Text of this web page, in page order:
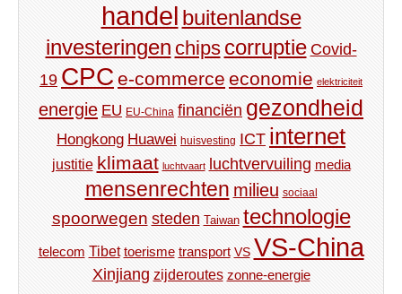
handel buitenlandse
investeringen chips corruptie Covid-
19 CPC e-commerce economie elektriciteit
energie EU EU-China financiën gezondheid
Hongkong Huawei huisvesting ICT internet
justitie klimaat luchtvaart luchtvervuiling media
mensenrechten milieu sociaal
spoorwegen steden Taiwan technologie
telecom Tibet toerisme transport VS VS-China
Xinjiang zijderoutes zonne-energie